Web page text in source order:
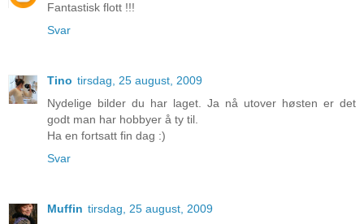
Fantastisk flott !!!
Svar
Tino tirsdag, 25 august, 2009
Nydelige bilder du har laget. Ja nå utover høsten er det
godt man har hobbyer å ty til.
Ha en fortsatt fin dag :)
Svar
Muffin tirsdag, 25 august, 2009